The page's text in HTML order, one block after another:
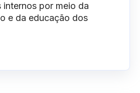
internos por meio da
e da educação dos